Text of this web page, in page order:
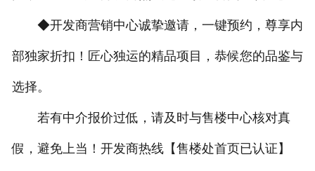
◆开发商营销中心诚挚邀请，一键预约，尊享内
部独家折扣！匠心独运的精品项目，恭候您的品鉴与
选择。
若有中介报价过低，请及时与售楼中心核对真
假，避免上当！开发商热线【售楼处首页已认证】